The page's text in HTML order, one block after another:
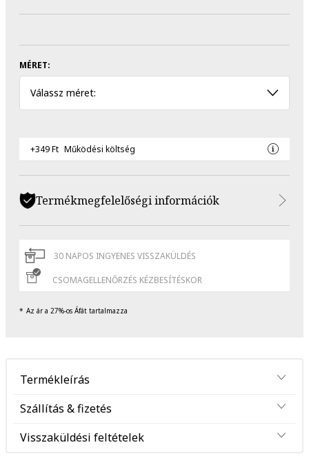
MÉRET:
Válassz méret:
+349 Ft Működési költség
Termékmegfelelőségi információk
30 NAPOS INGYENES VISSZAKÜLDÉS
CSOMAGELLENŐRZÉS KÉZBESÍTÉSKOR
Az ár a 27%-os Áfát tartalmazza
Termékleírás
Szállítás & fizetés
Visszaküldési feltételek